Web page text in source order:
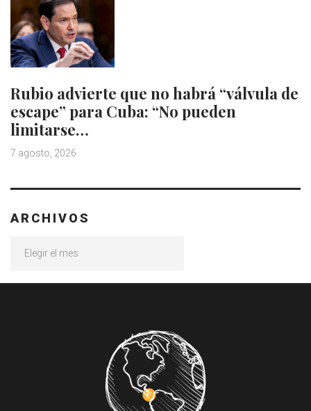
Rubio advierte que no habrá “válvula de
escape” para Cuba: “No pueden
limitarse…
7 agosto, 2026
ARCHIVOS